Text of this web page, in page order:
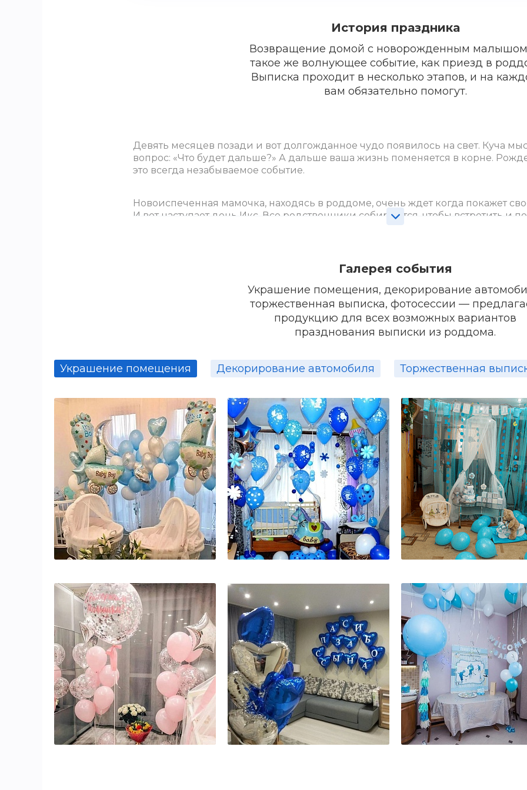
История праздника
Возвращение домой с новорожденным
такое же волнующее событие, как приезд в
Выписка проходит в несколько этапов, и на
вам обязательно помогут.
Девять месяцев позади и вот долгожданное чудо появилось на свет. Куча
вопрос: «Что будет дальше?» А дальше ваша жизнь поменяется в корне.
это всегда незабываемое событие.
Новоиспеченная мамочка, находясь в роддоме, очень ждет когда покажет
И вот наступает день Икс. Все родственники собираются, чтобы встретить и
ребёночка. Тщательная подготовка, участие и помощь родных и близких в
Галерея события
Украшение помещения, декорирование
торжественная выписка, фотосессии —
продукцию для всех возможных вариантов
празднования выписки из роддома.
Украшение помещения Декорирование автомобиля Торжественная